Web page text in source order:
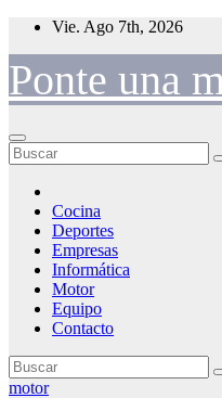
Saltar
contenido
Vie. Ago 7th, 2026
Ponte una
Cocina
Deportes
Empresas
Informática
Motor
Equipo
Contacto
motor